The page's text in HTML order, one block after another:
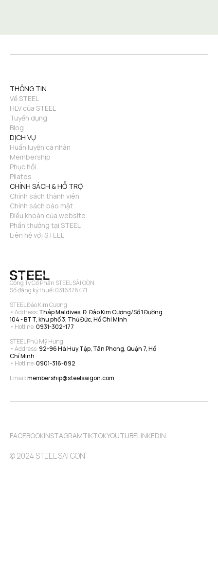
Công Ty Cổ Phần STEEL SÀI GÒN
Số đăng ký thuế: 0316376471
STEEL Đảo Kim Cương
• Address: Tháp Maldives, Đ. Đảo Kim Cương/Số 1 Đường
104 - BTT, khu phố 3, Thủ Đức, Hồ Chí Minh
• Hotline: 0931-302-177
STEEL Phú Mỹ Hưng
• Address: 92-96 Hà Huy Tập, Tân Phong, Quận 7, Hồ
Chí Minh
• Hotline: 0901-316-892
Email: membership@steelsaigon.com
THÔNG TIN
Về STEEL
HLV của STEEL
Tuyển dụng
Blog
DỊCH VỤ
Huấn luyện cá nhân
Membership
Phục hồi
Pilates
CHÍNH SÁCH & HỖ TRỢ
Chính sách thành viên
Chính sách bảo mật
Điều khoản của website
Phần thưởng tại STEEL
Liên hệ với STEEL
FACEBOOKINSTAGRAMTIKTOKYOUTUBELINKEDIN
© 2024 STEEL SAI GON